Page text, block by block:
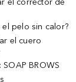
el corrector de
el pelo sin calor?
el cuero
SOAP BROWS